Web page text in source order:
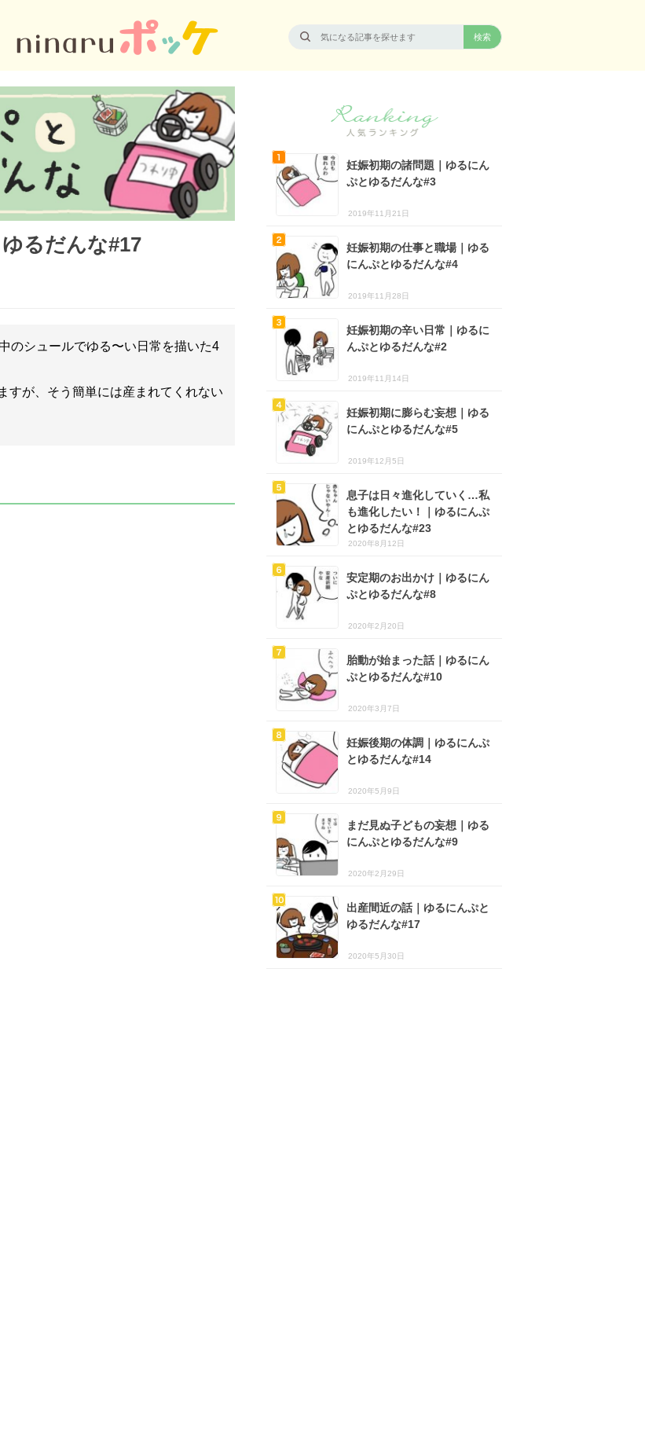
るだんな#17
のシュールでゆる〜い日常を描いた4
すが、そう簡単には産まれてくれない
妊娠初期の諸問題｜ゆるにん
ぷとゆるだんな#3
2019年11月21日
妊娠初期の仕事と職場｜ゆる
にんぷとゆるだんな#4
2019年11月28日
妊娠初期の辛い日常｜ゆるに
んぷとゆるだんな#2
2019年11月14日
妊娠初期に膨らむ妄想｜ゆる
にんぷとゆるだんな#5
2019年12月5日
息子は日々進化していく…私
も進化したい！｜ゆるにんぷ
とゆるだんな#23
2020年8月12日
安定期のお出かけ｜ゆるにん
ぷとゆるだんな#8
2020年2月20日
胎動が始まった話｜ゆるにん
ぷとゆるだんな#10
2020年3月7日
妊娠後期の体調｜ゆるにんぷ
とゆるだんな#14
2020年5月9日
まだ見ぬ子どもの妄想｜ゆる
にんぷとゆるだんな#9
2020年2月29日
出産間近の話｜ゆるにんぷと
ゆるだんな#17
2020年5月30日